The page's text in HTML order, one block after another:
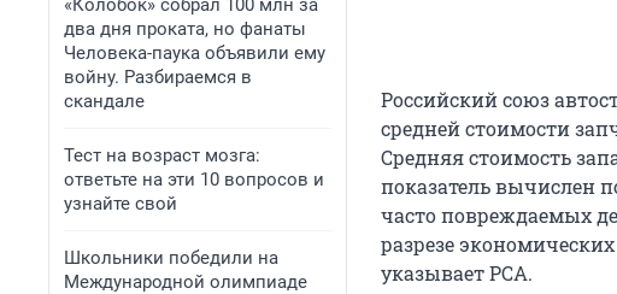
«Колобок» собрал 100 млн за
два дня проката, но фанаты
Человека-паука объявили ему
войну. Разбираемся в
скандале
Тест на возраст мозга:
ответьте на эти 10 вопросов и
узнайте свой
Школьники победили на
Международной олимпиаде
Российский союз
средней стоимости
Средняя стоимость
показатель вычислен
часто повреждаемых
разрезе
указывает РСА.